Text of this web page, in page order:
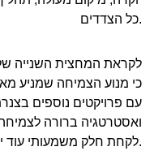
כל הצדדים.
כי מנוע הצמיחה שמניע
עם פרויקטים נוספים
ואסטרטגיה ברורה
לקחת חלק משמעותי עוד יותר בעיצוב עתיד הנדל"ן הישראלי.